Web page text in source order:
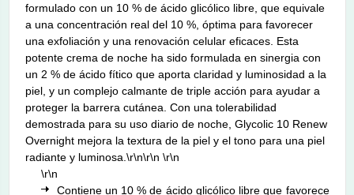
formulado con un 10 % de ácido glicólico libre, que equivale
a una concentración real del 10 %, óptima para favorecer
una exfoliación y una renovación celular eficaces. Esta
potente crema de noche ha sido formulada en sinergia con
un 2 % de ácido fítico que aporta claridad y luminosidad a la
piel, y un complejo calmante de triple acción para ayudar a
proteger la barrera cutánea. Con una tolerabilidad
demostrada para su uso diario de noche, Glycolic 10 Renew
Overnight mejora la textura de la piel y el tono para una piel
radiante y luminosa.\r\n\r\n \r\n
\r\n
Contiene un 10 % de ácido glicólico libre que favorece